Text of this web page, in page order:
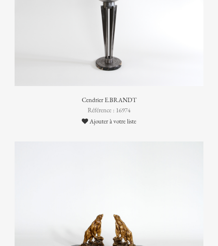
Cendrier E.BRANDT
Référence : 16974
Ajouter à votre liste